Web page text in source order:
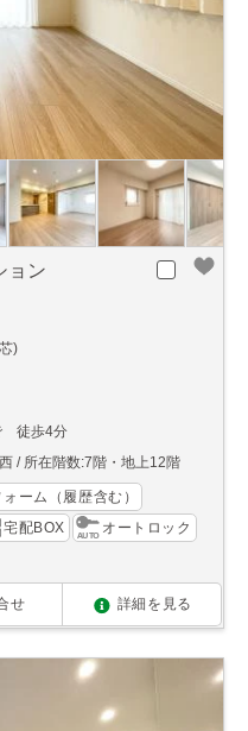
ョン
)
徒歩4分
所在階数:7階・地上12階
ォーム（履歴含む）
宅配BOX
オートロック
せ 詳細を見る